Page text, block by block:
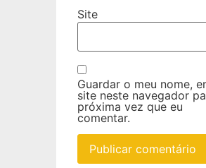
Site
Guardar o meu nome,
site neste navegador
próxima vez que eu
comentar.